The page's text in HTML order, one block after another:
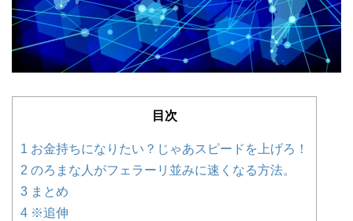
目次
1 お金持ちになりたい？じゃあスピードを上げろ！
2 のろまな人がフェラーリ並みに速くなる方法。
3 まとめ
4 ※追伸